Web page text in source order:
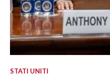
STATI UNITI